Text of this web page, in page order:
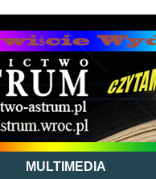
MULTIMEDIA